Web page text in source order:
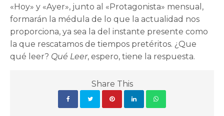
«Hoy» y «Ayer», junto al «Protagonista» mensual,
formarán la médula de lo que la actualidad nos
proporciona, ya sea la del instante presente como
la que rescatamos de tiempos pretéritos. ¿Que
qué leer? Qué Leer, espero, tiene la respuesta.
Share This